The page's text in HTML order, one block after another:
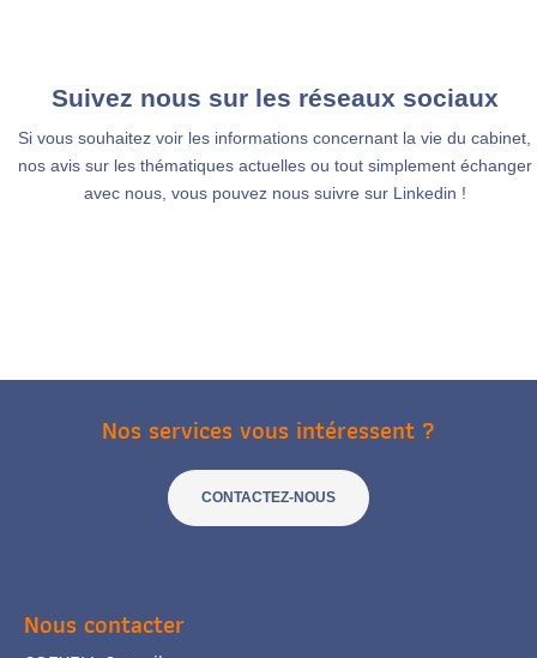
Suivez nous sur les réseaux sociaux
Si vous souhaitez voir les informations concernant la vie du cabinet,
nos avis sur les thématiques actuelles ou tout simplement échanger
avec nous, vous pouvez nous suivre sur Linkedin !
Nos services vous intéressent ?
CONTACTEZ-NOUS
Nous contacter